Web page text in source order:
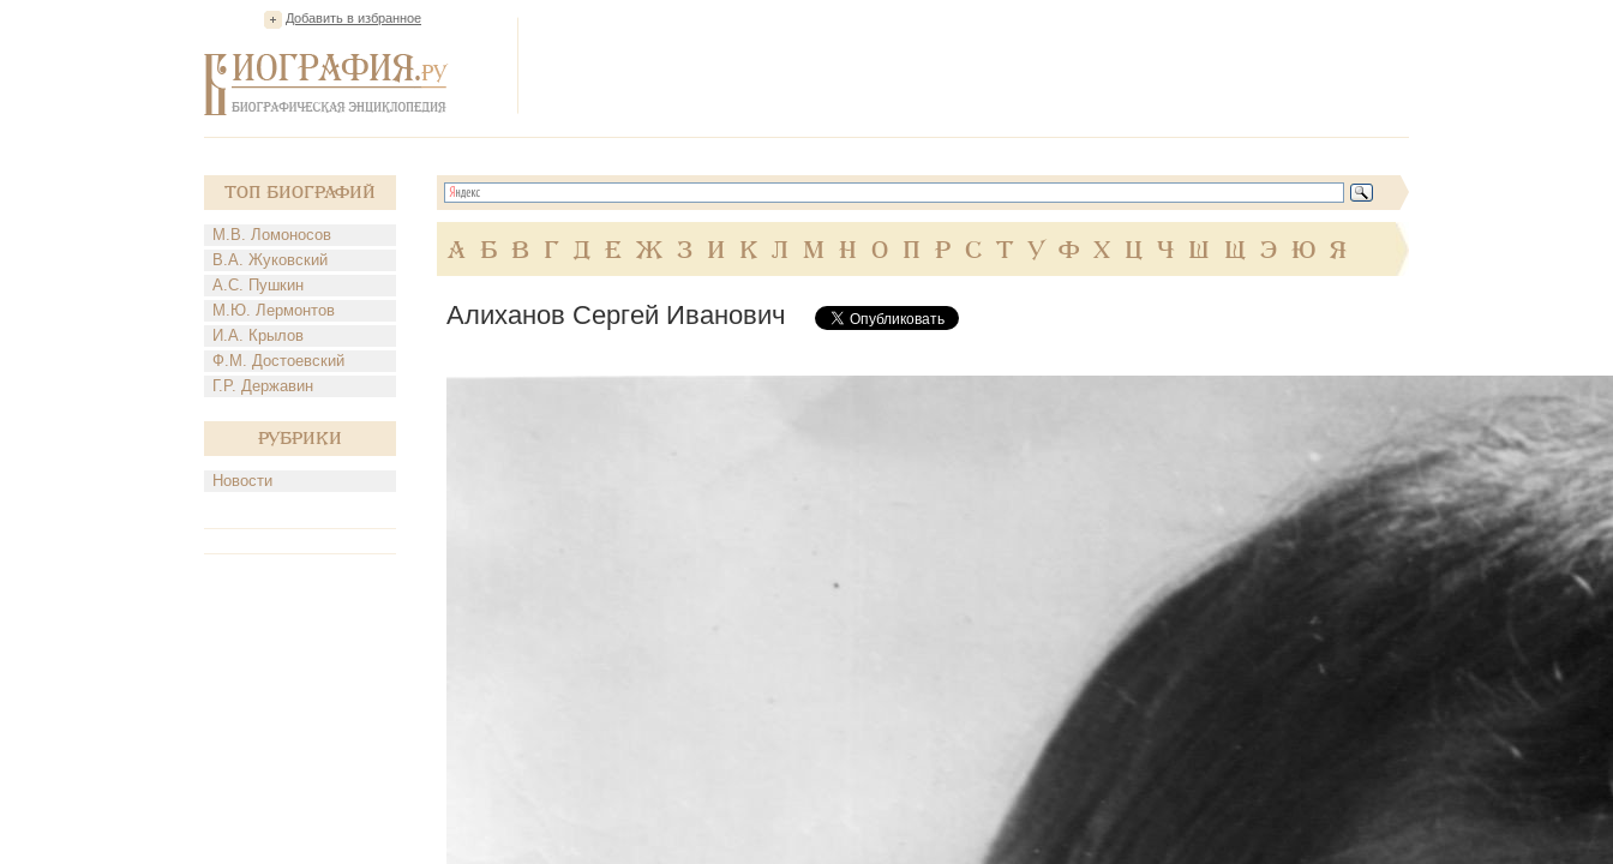
Добавить в избранное
Топ Биографий
М.В. Ломоносов
В.А. Жуковский
А.С. Пушкин
М.Ю. Лермонтов
И.А. Крылов
Ф.М. Достоевский
Г.Р. Державин
Рубрики
Новости
А Б В Г Д Е Ж З И К Л М Н О П Р С Т У Ф Х Ц Ч Ш Щ Э Ю Я
Алиханов Сергей Иванович